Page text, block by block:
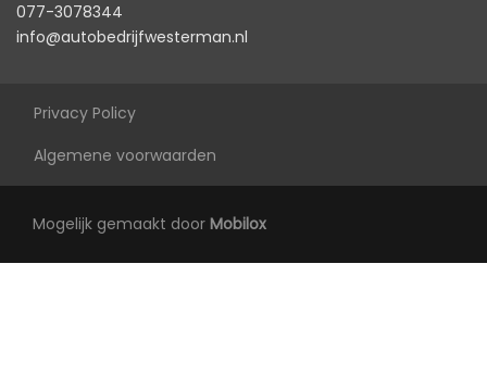
077-3078344
info@autobedrijfwesterman.nl
Privacy Policy
Algemene voorwaarden
Mogelijk gemaakt door Mobilox